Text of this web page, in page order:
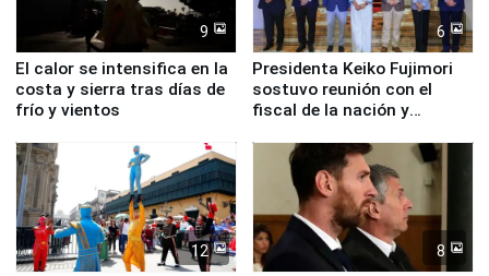
9
El calor se intensifica en la
costa y sierra tras días de
frío y vientos
6
Presidenta Keiko Fujimori
sostuvo reunión con el
fiscal de la nación y
12 8